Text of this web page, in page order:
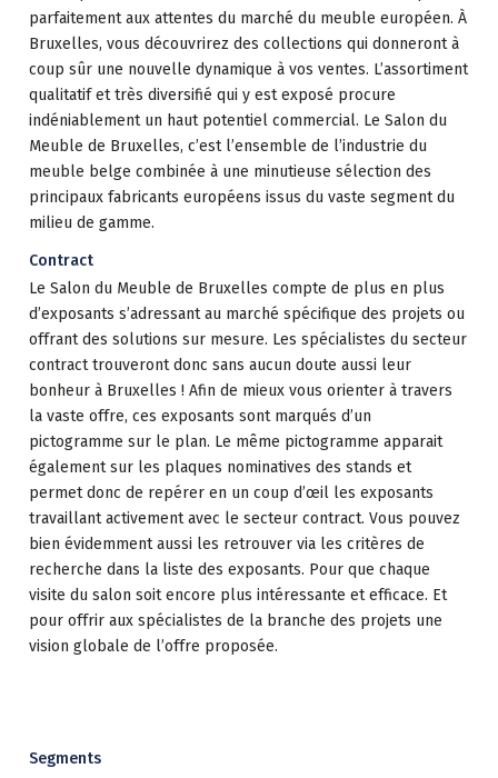
parfaitement aux attentes du marché du meuble européen. À
Bruxelles, vous découvrirez des collections qui donneront à
coup sûr une nouvelle dynamique à vos ventes. L’assortiment
qualitatif et très diversifié qui y est exposé procure
indéniablement un haut potentiel commercial. Le Salon du
Meuble de Bruxelles, c’est l’ensemble de l’industrie du
meuble belge combinée à une minutieuse sélection des
principaux fabricants européens issus du vaste segment du
milieu de gamme.
Contract
Le Salon du Meuble de Bruxelles compte de plus en plus
d’exposants s’adressant au marché spécifique des projets ou
offrant des solutions sur mesure. Les spécialistes du secteur
contract trouveront donc sans aucun doute aussi leur
bonheur à Bruxelles ! Afin de mieux vous orienter à travers
la vaste offre, ces exposants sont marqués d’un
pictogramme sur le plan. Le même pictogramme apparait
également sur les plaques nominatives des stands et
permet donc de repérer en un coup d’œil les exposants
travaillant activement avec le secteur contract. Vous pouvez
bien évidemment aussi les retrouver via les critères de
recherche dans la liste des exposants. Pour que chaque
visite du salon soit encore plus intéressante et efficace. Et
pour offrir aux spécialistes de la branche des projets une
vision globale de l’offre proposée.
Segments